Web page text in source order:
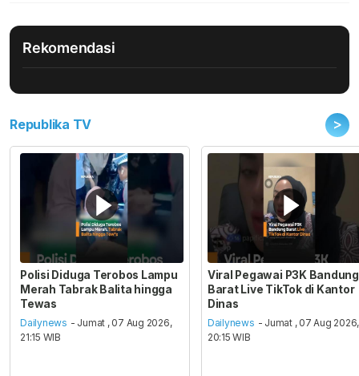
Rekomendasi
Republika TV >
Polisi Diduga Terobos Lampu
Merah Tabrak Balita hingga
Tewas
Dailynews - Jumat , 07 Aug 2026,
21:15 WIB
Viral Pegawai P3K Bandung
Barat Live TikTok di Kantor
Dinas
Dailynews - Jumat , 07 Aug 2026,
20:15 WIB